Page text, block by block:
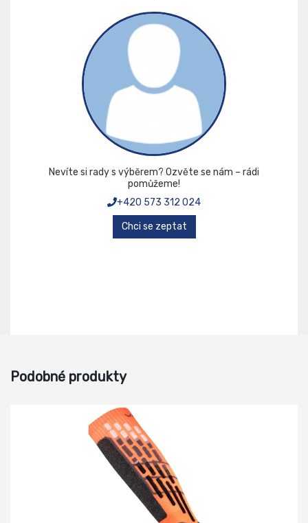
Nevíte si rady s výběrem? Ozvěte se nám – rádi
pomůžeme!
+420 573 312 024
Chci se zeptat
Podobné produkty